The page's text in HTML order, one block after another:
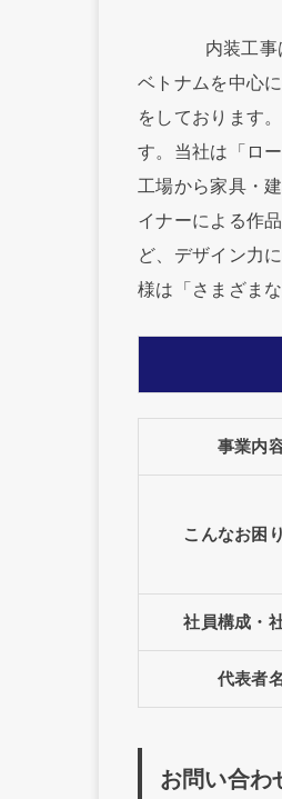
内装工
ベトナムを中心
をしております
す。当社は「ロ
工場から家具・
イナーによる作
ど、デザイン力
様は「さまざま
事業内
こんなお困
社員構成・
代表者
お問い合わ